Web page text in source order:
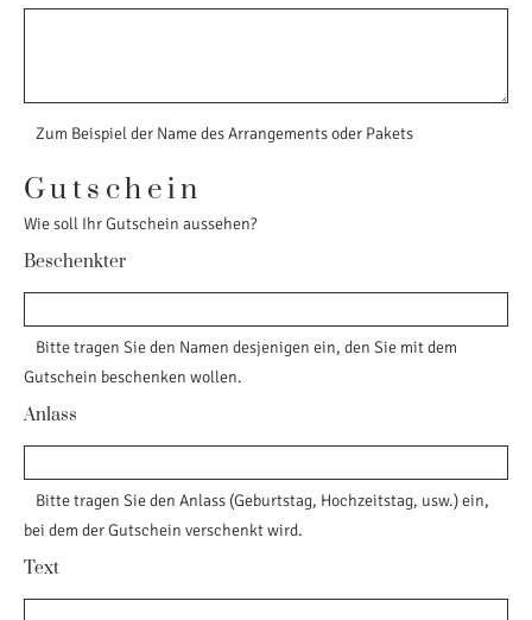
Zum Beispiel der Name des Arrangements oder Pakets
Gutschein
Wie soll Ihr Gutschein aussehen?
Beschenkter
Bitte tragen Sie den Namen desjenigen ein, den Sie mit dem
Gutschein beschenken wollen.
Anlass
Bitte tragen Sie den Anlass (Geburtstag, Hochzeitstag, usw.) ein,
bei dem der Gutschein verschenkt wird.
Text